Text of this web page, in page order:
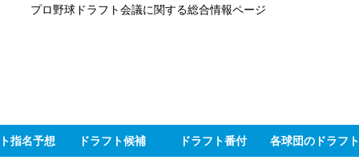
プロ野球ドラフト会議に関する総合情報ページ
指名予想 ドラフト候補 ドラフト番付 各球団のドラフト